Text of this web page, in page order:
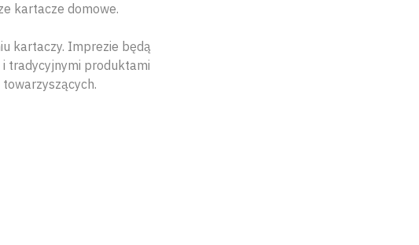
kartacze domowe.
kartaczy. Imprezie będą
tradycyjnymi produktami